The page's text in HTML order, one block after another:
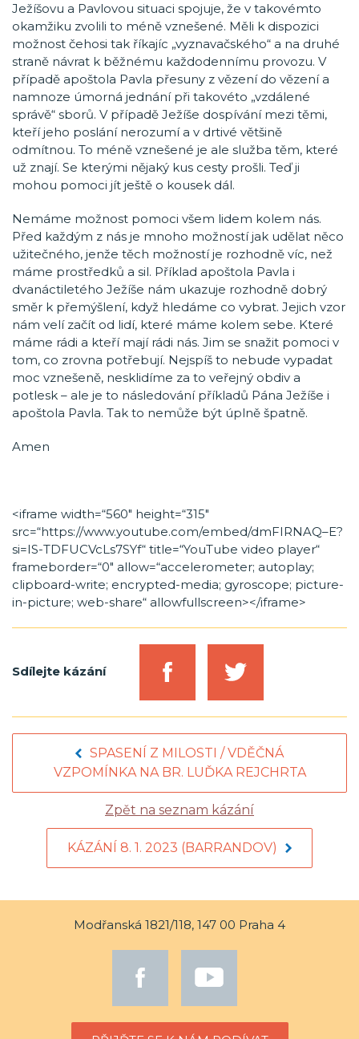
Ježíšovu a Pavlovou situaci spojuje, že v takovémto
okamžiku zvolili to méně vznešené. Měli k dispozici
možnost čehosi tak říkajíc „vyznavačského“ a na druhé
straně návrat k běžnému každodennímu provozu. V
případě apoštola Pavla přesuny z vězení do vězení a
namnoze úmorná jednání při takovéto „vzdálené
správě“ sborů. V případě Ježíše dospívání mezi těmi,
kteří jeho poslání nerozumí a v drtivé většině
odmítnou. To méně vznešené je ale služba těm, které
už znají. Se kterými nějaký kus cesty prošli. Teď ji
mohou pomoci jít ještě o kousek dál.
Nemáme možnost pomoci všem lidem kolem nás.
Před každým z nás je mnoho možností jak udělat něco
užitečného, jenže těch možností je rozhodně víc, než
máme prostředků a sil. Příklad apoštola Pavla i
dvanáctiletého Ježíše nám ukazuje rozhodně dobrý
směr k přemýšlení, když hledáme co vybrat. Jejich vzor
nám velí začít od lidí, které máme kolem sebe. Které
máme rádi a kteří mají rádi nás. Jim se snažit pomoci v
tom, co zrovna potřebují. Nejspíš to nebude vypadat
moc vznešeně, nesklidíme za to veřejný obdiv a
potlesk – ale je to následování příkladů Pána Ježíše i
apoštola Pavla. Tak to nemůže být úplně špatně.
Amen
<iframe width=“560″ height=“315″
src=“https://www.youtube.com/embed/dmFIRNAQ–E?
si=IS-TDFUCVcLs7SYf“ title=“YouTube video player“
frameborder=“0″ allow=“accelerometer; autoplay;
clipboard-write; encrypted-media; gyroscope; picture-
in-picture; web-share“ allowfullscreen></iframe>
Sdílejte kázání
SPASENÍ Z MILOSTI / VDĚČNÁ
VZPOMÍNKA NA BR. LUĎKA REJCHRTA
Zpět na seznam kázání
KÁZÁNÍ 8. 1. 2023 (BARRANDOV)
Modřanská 1821/118, 147 00 Praha 4